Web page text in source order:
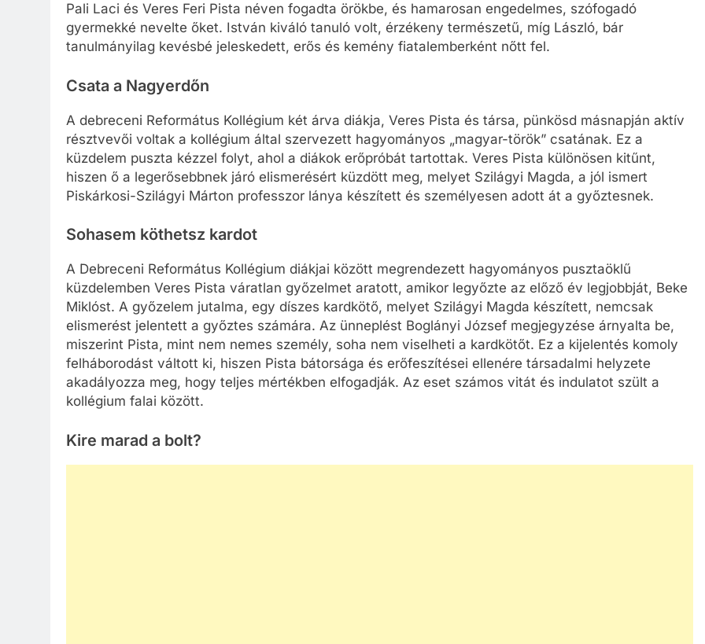
Pali Laci és Veres Feri Pista néven fogadta örökbe, és hamarosan engedelmes, szófogadó
gyermekké nevelte őket. István kiváló tanuló volt, érzékeny természetű, míg László, bár
tanulmányilag kevésbé jeleskedett, erős és kemény fiatalemberként nőtt fel.
Csata a Nagyerdőn
A debreceni Református Kollégium két árva diákja, Veres Pista és társa, pünkösd másnapján aktív
résztvevői voltak a kollégium által szervezett hagyományos „magyar-török” csatának. Ez a
küzdelem puszta kézzel folyt, ahol a diákok erőpróbát tartottak. Veres Pista különösen kitűnt,
hiszen ő a legerősebbnek járó elismerésért küzdött meg, melyet Szilágyi Magda, a jól ismert
Piskárkosi-Szilágyi Márton professzor lánya készített és személyesen adott át a győztesnek.
Sohasem köthetsz kardot
A Debreceni Református Kollégium diákjai között megrendezett hagyományos pusztaöklű
küzdelemben Veres Pista váratlan győzelmet aratott, amikor legyőzte az előző év legjobbját, Beke
Miklóst. A győzelem jutalma, egy díszes kardkötő, melyet Szilágyi Magda készített, nemcsak
elismerést jelentett a győztes számára. Az ünneplést Boglányi József megjegyzése árnyalta be,
miszerint Pista, mint nem nemes személy, soha nem viselheti a kardkötőt. Ez a kijelentés komoly
felháborodást váltott ki, hiszen Pista bátorsága és erőfeszítései ellenére társadalmi helyzete
akadályozza meg, hogy teljes mértékben elfogadják. Az eset számos vitát és indulatot szült a
kollégium falai között.
Kire marad a bolt?